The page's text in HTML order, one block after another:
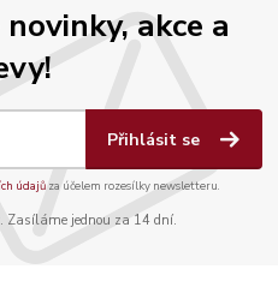
akce a
Přihlásit se
údajůza účelem rozesílky newsletteru.
Zasíláme jednou za 14 dní.